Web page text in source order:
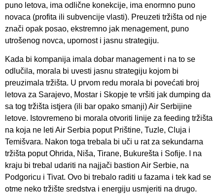
puno letova, ima odlične konekcije, ima enormno puno
novaca (profita ili subvencije vlasti). Preuzeti tržišta od nje
znači opak posao, ekstremno jak menagement, puno
utrošenog novca, upornost i jasnu strategiju.
Kada bi kompanija imala dobar management i na to se
odlučila, morala bi uvesti jasnu strategiju kojom bi
preuzimala tržišta. U prvom redu morala bi povećati broj
letova za Sarajevo, Mostar i Skopje te vršiti jak dumping da
sa tog tržišta istjera (ili bar opako smanji) Air Serbijine
letove. Istovremeno bi morala otvoriti linije za feeding tržišta
na koja ne leti Air Serbia poput Prištine, Tuzle, Cluja i
Temišvara. Nakon toga trebala bi uči u rat za sekundarna
tržišta poput Ohrida, Niša, Tirane, Bukurešta i Sofije. I na
kraju bi trebal udariti na najjači bastion Air Serbie, na
Podgoricu i Tivat. Ovo bi trebalo raditi u fazama i tek kad se
otme neko tržište sredstva i energiju usmjeriti na drugo.